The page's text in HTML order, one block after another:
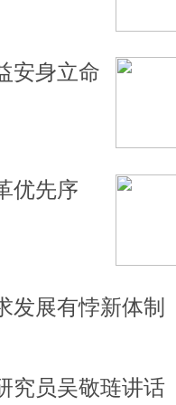
安身立命
优先序
发展有悖新体制
究员吴敬琏讲话